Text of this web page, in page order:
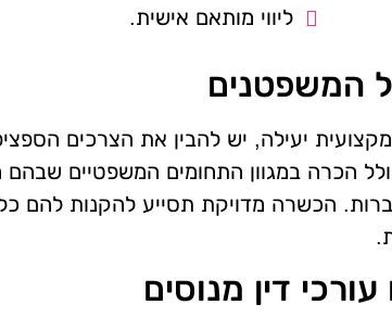
ליווי מותאם אישית.
המשפטנים
יעילה, יש להבין את הצרכים
הכרה במגוון התחומים המשפטיים שבהם
הכשרה מדויקת תסייע להקנות להם
דין מנוסים